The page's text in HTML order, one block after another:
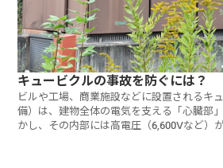
キュービクルの事故を防ぐには？
ビルや工場、商業施設などに設置されるキ
備）は、建物全体の電気を支える「心臓部
かし、その内部には高電圧（6,600Vなど）